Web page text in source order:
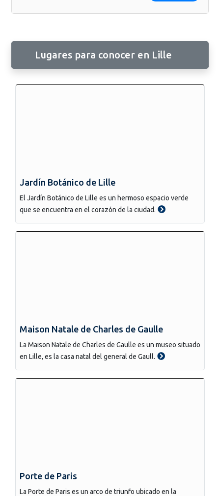
Lugares para conocer en Lille
Jardín Botánico de Lille
El Jardín Botánico de Lille es un hermoso espacio verde
que se encuentra en el corazón de la ciudad.
Maison Natale de Charles de Gaulle
La Maison Natale de Charles de Gaulle es un museo situado
en Lille, es la casa natal del general de Gaull.
Porte de Paris
La Porte de Paris es un arco de triunfo ubicado en la